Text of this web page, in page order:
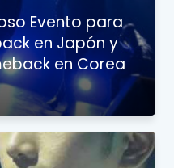
Evento para
en Japón y
en Corea